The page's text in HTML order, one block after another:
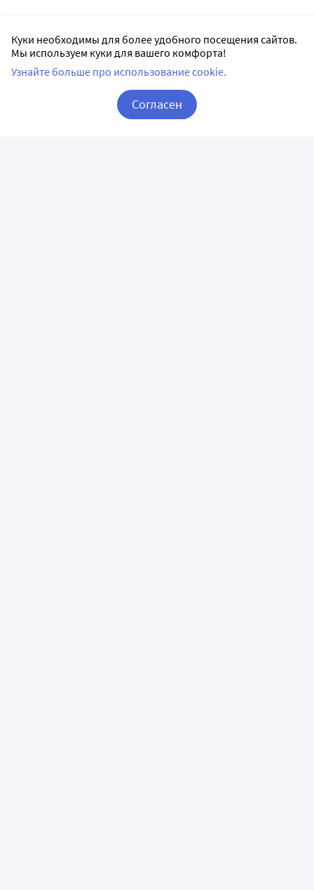
Куки необходимы для более удобного посещения сайтов.
Мы используем куки для вашего комфорта!
Узнайте больше про использование cookie.
Согласен